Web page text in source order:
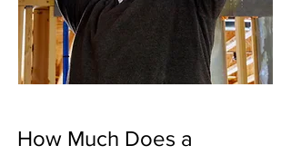
How Much Does a